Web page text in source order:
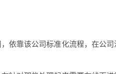
依靠该公司标准化流程，在公